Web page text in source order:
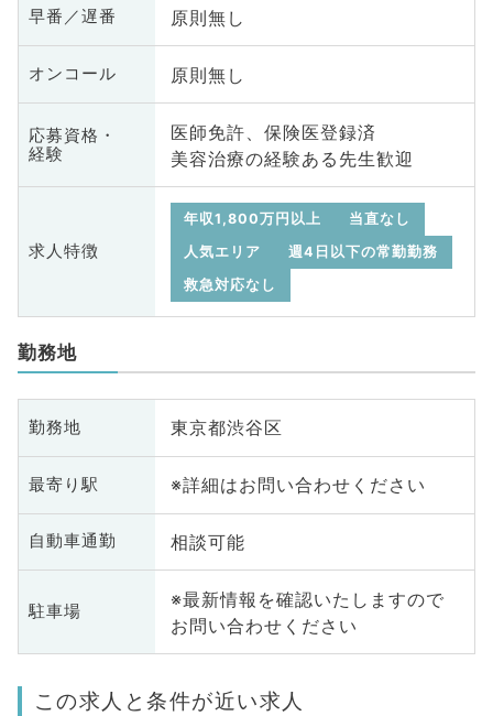
早番／遅番 原則無し
オンコール 原則無し
応募資格・
経験
医師免許、保険医登録済
美容治療の経験ある先生歓迎
求人特徴
年収1,800万円以上
当直なし
人気エリア
週4日以下の常勤勤務
救急対応なし
勤務地
勤務地 東京都渋谷区
最寄り駅 ※詳細はお問い合わせください
自動車通勤 相談可能
駐車場
※最新情報を確認いたしますので
お問い合わせください
この求人と条件が近い求人